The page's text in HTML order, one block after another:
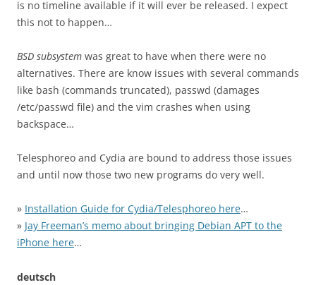
is no timeline available if it will ever be released. I expect
this not to happen…
BSD subsystem was great to have when there were no
alternatives. There are know issues with several commands
like bash (commands truncated), passwd (damages
/etc/passwd file) and the vim crashes when using
backspace…
Telesphoreo and Cydia are bound to address those issues
and until now those two new programs do very well.
» Installation Guide for Cydia/Telesphoreo here…
» Jay Freeman’s memo about bringing Debian APT to the
iPhone here…
deutsch